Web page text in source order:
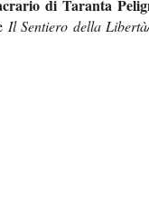
di Taranta
Il Sentiero della